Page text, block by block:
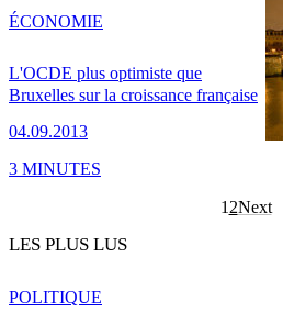
L'OCDE plus optimiste que
Bruxelles sur la croissance française
04.09.2013
ÉCONOMIE
3 MINUTES
1 2Next
LES PLUS LUS
POLITIQUE